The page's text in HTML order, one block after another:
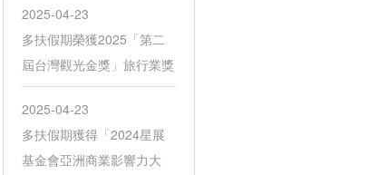
2025-04-23
多扶假期榮獲2025「第二
屆台灣觀光金獎」旅行業獎
2025-04-23
多扶假期獲得「2024星展
基金會亞洲商業影響力大